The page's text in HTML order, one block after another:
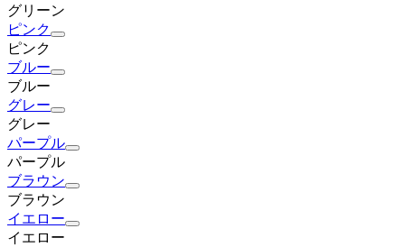
グリーン
ピンク
ピンク
ブルー
ブルー
グレー
グレー
パープル
パープル
ブラウン
ブラウン
イエロー
イエロー